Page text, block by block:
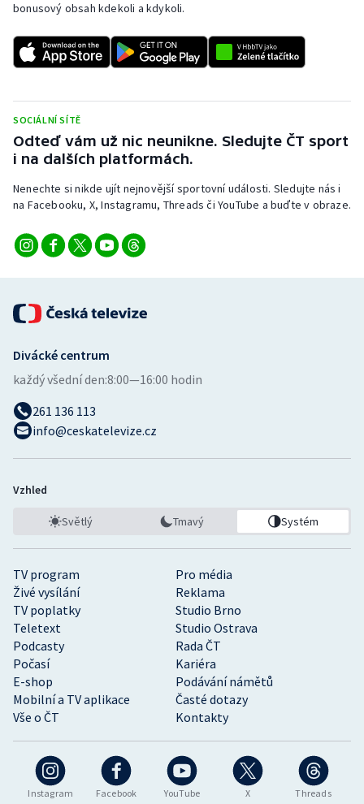
Short track
Sportovní střelba
Triatlon
Veslování
Vodní slalom
Volejbal
Ostatní
bonusový obsah kdekoli a kdykoli.
SOCIÁLNÍ SÍTĚ
Odteď vám už nic neunikne. Sledujte ČT sport
i na dalších platformách.
Nenechte si nikde ujít nejnovější sportovní události. Sledujte nás i
na Facebooku, X, Instagramu, Threads či YouTube a buďte v obraze.
Instagram Facebook YouTube X Threads
TV program
Pro média
Živé vysílání
Reklama
TV poplatky
Studio Brno
Teletext
Studio Ostrava
Podcasty
Rada ČT
Počasí
Kariéra
E-shop
Podávání námětů
Mobilní a TV aplikace
Časté dotazy
Vše o ČT
Kontakty
Divácké centrum
každý všední den:8:00—16:00 hodin
261 136 113
info@ceskatelevize.cz
Vzhled
Světlý Tmavý Systém